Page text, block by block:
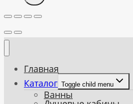
Главная
Каталог Toggle child menu
Ванны